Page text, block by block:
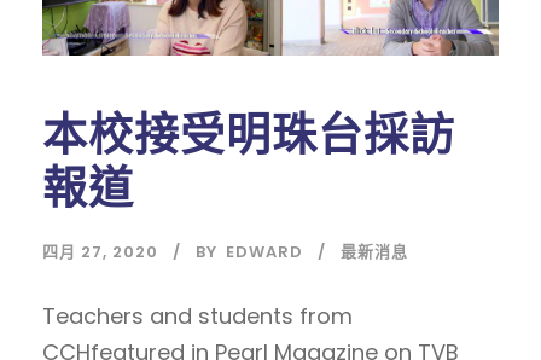
本校接受明珠台採訪
報道
四月 27, 2020 BY EDWARD 最新消息
Teachers and students from
CCHfeatured in Pearl Magazine on TVB